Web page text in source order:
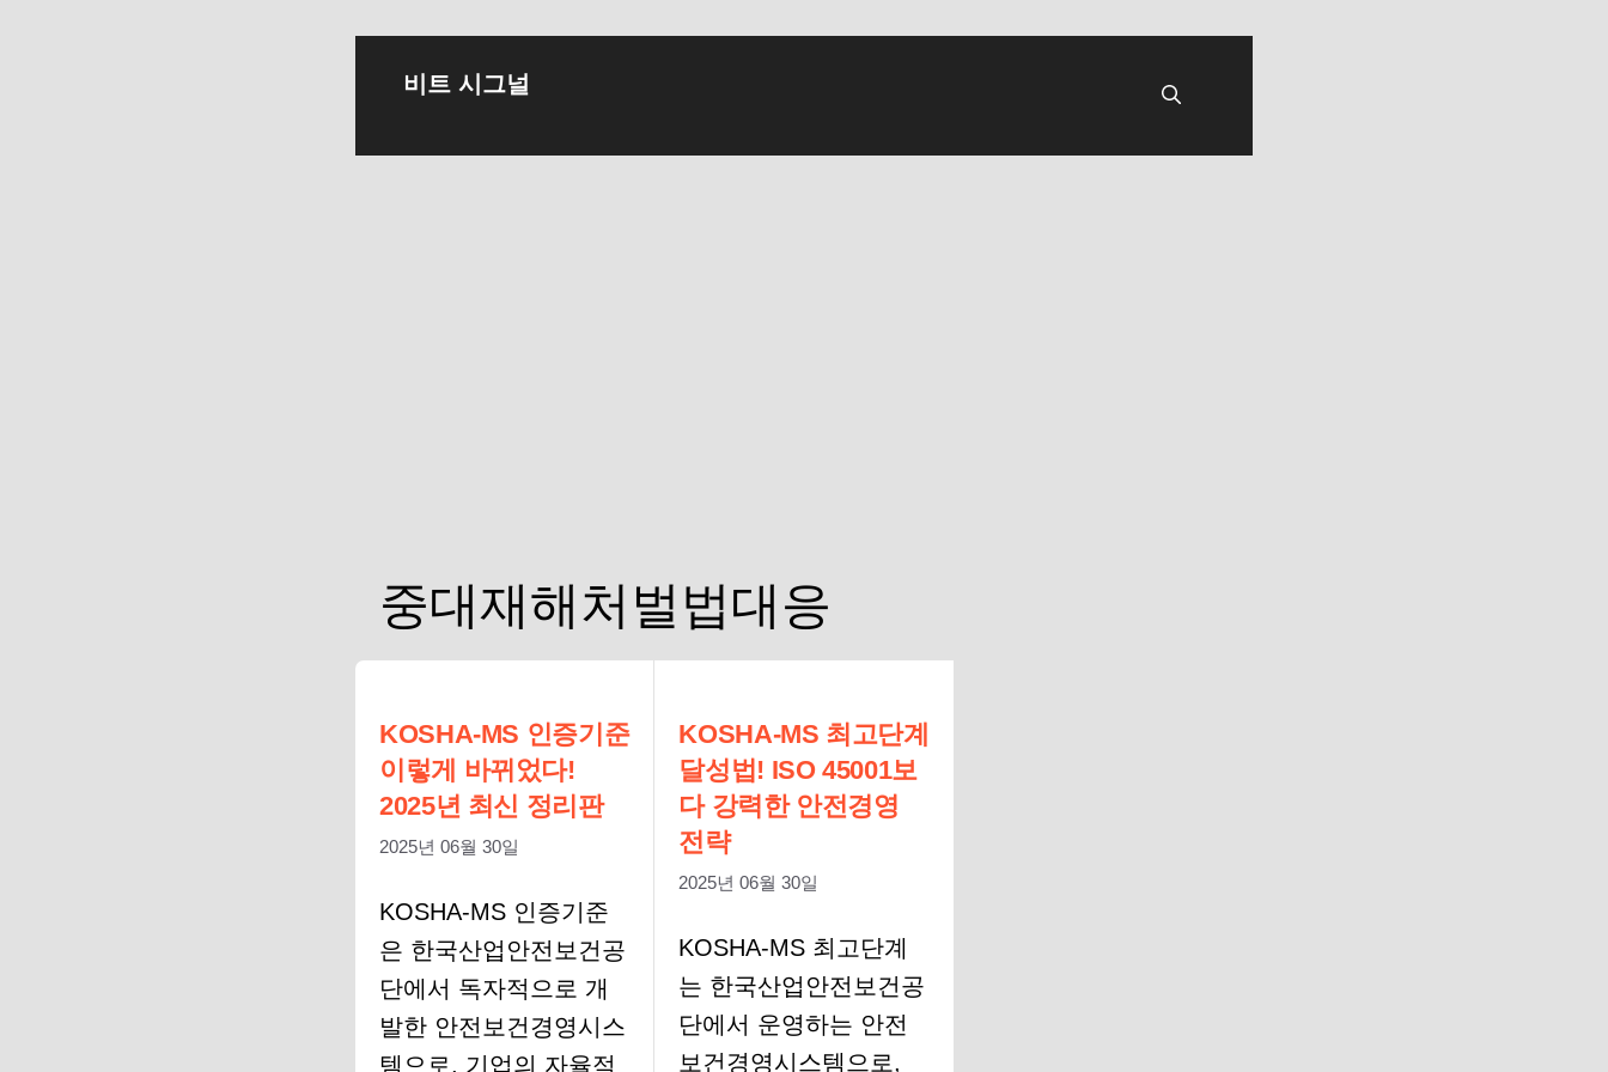
로
비트 시그널
중대재해처벌법대응
KOSHA-MS 인증기준
이렇게 바뀌었다!
2025년 최신 정리판
2025년 06월 30일
KOSHA-MS 인증기준
은 한국산업안전보건공
단에서 독자적으로 개
발한 안전보건경영시스
템으로, 기업의 자율적
KOSHA-MS 최고단계
달성법! ISO 45001보
다 강력한 안전경영
전략
2025년 06월 30일
KOSHA-MS 최고단계
는 한국산업안전보건공
단에서 운영하는 안전
보건경영시스템으로,